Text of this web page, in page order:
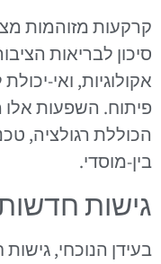
קרקעות מזוהמות
סיכון לבריאות
אקולוגיות, ואי-
פיתוח. השפעות
הכוללת רגולציה,
בין-מוסדי.
גישות
בעידן הנוכחי,